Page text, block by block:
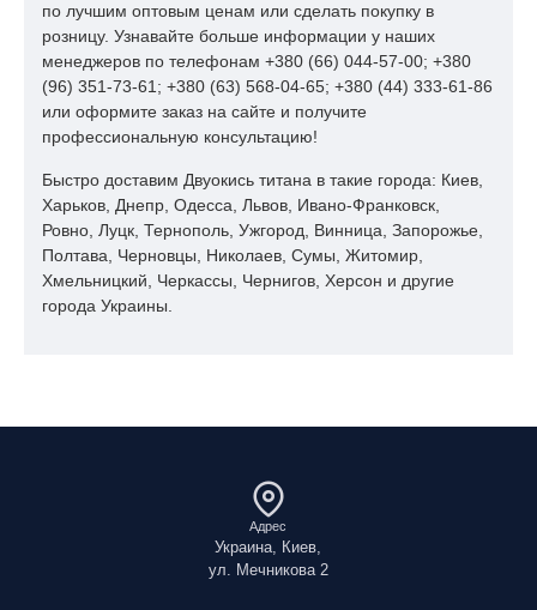
по лучшим оптовым ценам или сделать покупку в
розницу. Узнавайте больше информации у наших
менеджеров по телефонам +380 (66) 044-57-00; +380
(96) 351-73-61; +380 (63) 568-04-65; +380 (44) 333-61-86
или оформите заказ на сайте и получите
профессиональную консультацию!
Быстро доставим Двуокись титана в такие города: Киев,
Харьков, Днепр, Одесса, Львов, Ивано-Франковск,
Ровно, Луцк, Тернополь, Ужгород, Винница, Запорожье,
Полтава, Черновцы, Николаев, Сумы, Житомир,
Хмельницкий, Черкассы, Чернигов, Херсон и другие
города Украины.
Адрес
Украина, Киев,
ул. Мечникова 2